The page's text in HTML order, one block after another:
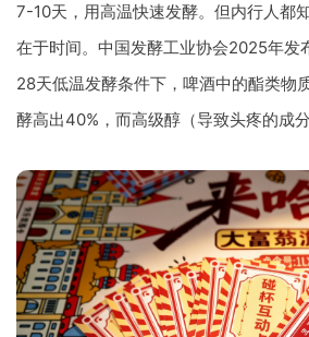
7-10天，用高温快速发酵。但内行人都
在于时间。中国发酵工业协会2025年发
28天低温发酵条件下，啤酒中的酯类物
酵高出40%，而高级醇（导致头疼的成